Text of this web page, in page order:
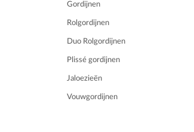
Gordijnen
Rolgordijnen
Duo Rolgordijnen
Plissé gordijnen
Jaloezieën
Vouwgordijnen